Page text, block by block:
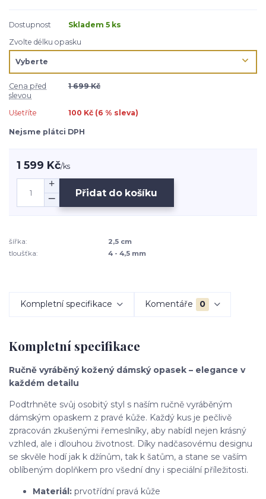
Dostupnost
Skladem 5 ks
Zvolte délku opasku
Cena před
slevou
1 699 Kč
Ušetříte 100 Kč (6 % sleva)
Nejsme plátci DPH
1 599 Kč/ks
Přidat do košíku
šířka:
2,5 cm
tloušťka:
4 - 4,5 mm
Kompletní specifikace Komentáře 0
Kompletní specifikace
Ručně vyráběný kožený dámský opasek – elegance v
každém detailu
Podtrhněte svůj osobitý styl s naším ručně vyráběným
dámským opaskem z pravé kůže. Každý kus je pečlivě
zpracován zkušenými řemeslníky, aby nabídl nejen krásný
vzhled, ale i dlouhou životnost. Díky nadčasovému designu
se skvěle hodí jak k džínům, tak k šatům, a stane se vaším
oblíbeným doplňkem pro všední dny i speciální příležitosti.
Materiál: prvotřídní pravá kůže